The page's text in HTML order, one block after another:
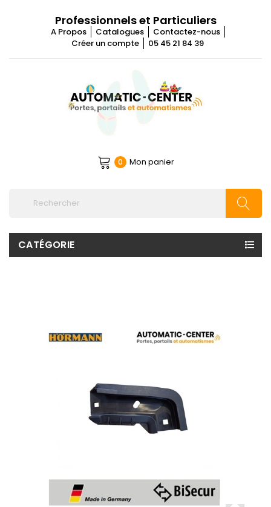
Professionnels et Particuliers
A Propos Catalogues
Contactez-nous
Créer un compte
05 45 21 84 39
0 Mon panier
CATÉGORIE